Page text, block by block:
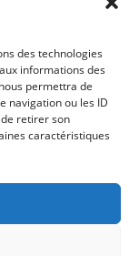
des technologies
informations des
permettra de
navigation ou les ID
retirer son
caractéristiques